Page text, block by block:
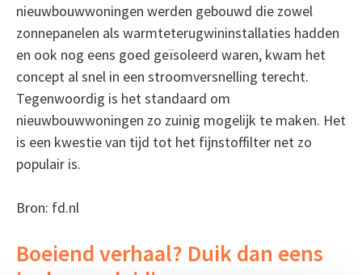
nieuwbouwwoningen werden gebouwd die zowel
zonnepanelen als warmteterugwininstallaties hadden
en ook nog eens goed geïsoleerd waren, kwam het
concept al snel in een stroomversnelling terecht.
Tegenwoordig is het standaard om
nieuwbouwwoningen zo zuinig mogelijk te maken. Het
is een kwestie van tijd tot het fijnstoffilter net zo
populair is.
Bron: fd.nl
Boeiend verhaal? Duik dan eens